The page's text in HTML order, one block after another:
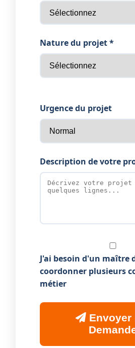
Nature du projet *
Urgence du projet
Description de votre
J'ai besoin d'un maître
coordonner plusieurs
métier
Envoyer